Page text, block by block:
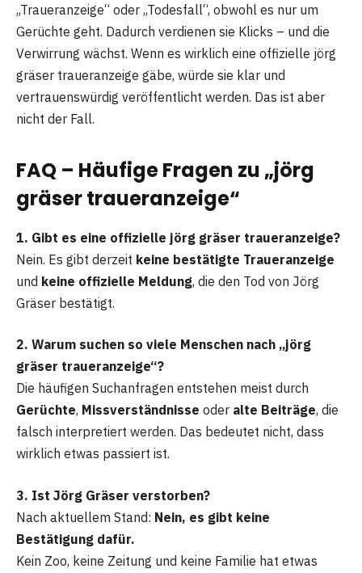
„Traueranzeige“ oder „Todesfall“, obwohl es nur um
Gerüchte geht. Dadurch verdienen sie Klicks – und die
Verwirrung wächst. Wenn es wirklich eine offizielle jörg
gräser traueranzeige gäbe, würde sie klar und
vertrauenswürdig veröffentlicht werden. Das ist aber
nicht der Fall.
FAQ – Häufige Fragen zu „jörg
gräser traueranzeige“
1. Gibt es eine offizielle jörg gräser traueranzeige?
Nein. Es gibt derzeit keine bestätigte Traueranzeige
und keine offizielle Meldung, die den Tod von Jörg
Gräser bestätigt.
2. Warum suchen so viele Menschen nach „jörg
gräser traueranzeige“?
Die häufigen Suchanfragen entstehen meist durch
Gerüchte, Missverständnisse oder alte Beiträge, die
falsch interpretiert werden. Das bedeutet nicht, dass
wirklich etwas passiert ist.
3. Ist Jörg Gräser verstorben?
Nach aktuellem Stand: Nein, es gibt keine
Bestätigung dafür.
Kein Zoo, keine Zeitung und keine Familie hat etwas